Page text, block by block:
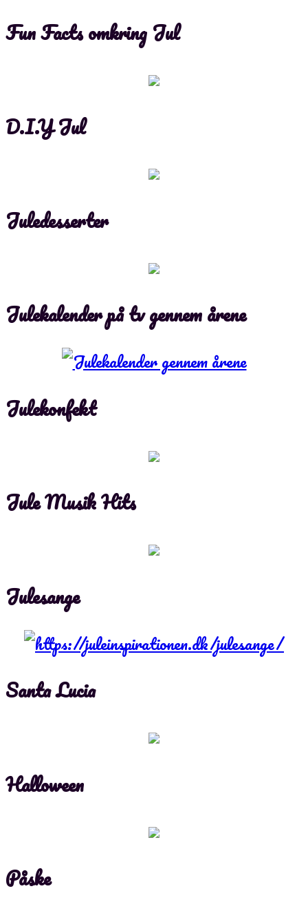
Fun Facts omkring Jul
D.I.Y Jul
Juledesserter
Julekalender på tv gennem årene
Julekonfekt
Jule Musik Hits
Julesange
Santa Lucia
Halloween
Påske